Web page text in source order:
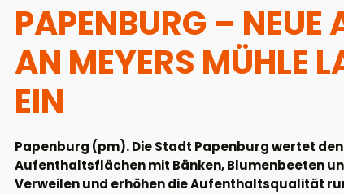
PAPENBURG – NEUE
AN MEYERS MÜHLE
EIN
Papenburg (pm). Die Stadt Papenburg wertet
Aufenthaltsflächen mit Bänken, Blumenbeeten
Verweilen und erhöhen die Aufenthaltsqualität